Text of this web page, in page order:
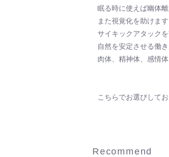
眠る時に使えば幽体
また視覚化を助けます
サイキックアタック
自然を安定させる働
肉体、精神体、感情
こちらでお選びして
Recommend